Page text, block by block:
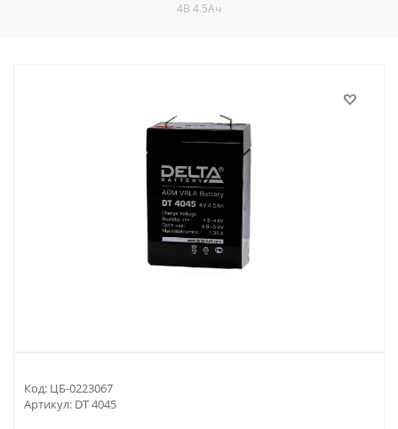
4В 4.5Ач
Код: ЦБ-0223067
Артикул: DT 4045